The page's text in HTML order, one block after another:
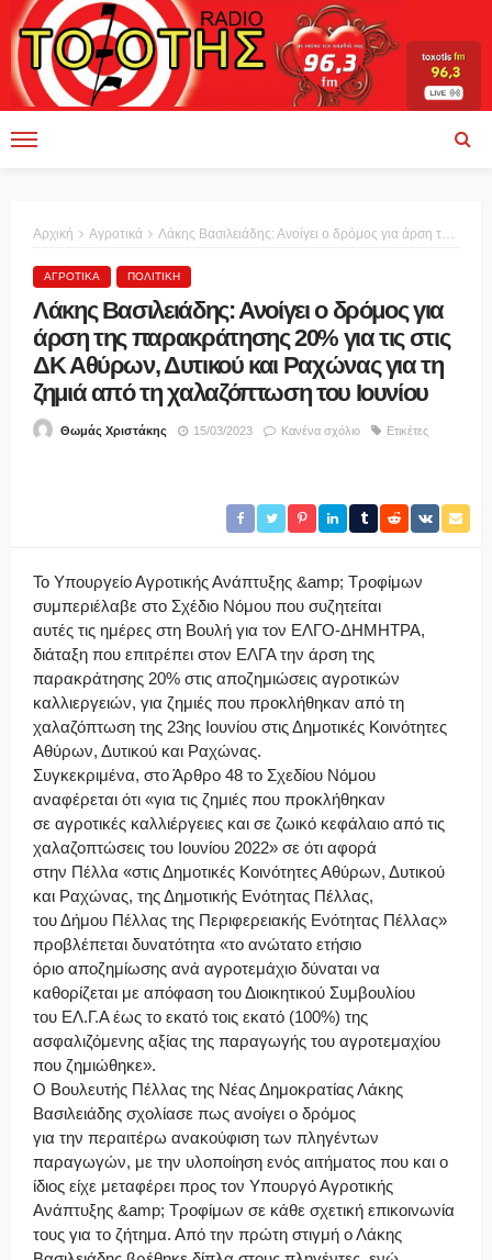
Αρχική Αγροτικά Λάκης Βασιλειάδης: Ανοίγει ο δρόμος για άρση της παρακράτησης 20% για τις στις ΔΚ Αθύρων, Δυτικού και Ραχώνας για τη ζημιά από τη χαλαζόπτωση του Ιουνίου
ΑΓΡΟΤΙΚΆ ΠΟΛΙΤΙΚΉ
Λάκης Βασιλειάδης: Ανοίγει ο δρόμος για
άρση της παρακράτησης 20% για τις στις
ΔΚ Αθύρων, Δυτικού και Ραχώνας για τη
ζημιά από τη χαλαζόπτωση του Ιουνίου
Θωμάς Χριστάκης 15/03/2023 Κανένα σχόλιο Ετικέτες
Το Υπουργείο Αγροτικής Ανάπτυξης &amp; Τροφίμων
συμπεριέλαβε στο Σχέδιο Νόμου που συζητείται
αυτές τις ημέρες στη Βουλή για τον ΕΛΓΟ-ΔΗΜΗΤΡΑ,
διάταξη που επιτρέπει στον ΕΛΓΑ την άρση της
παρακράτησης 20% στις αποζημιώσεις αγροτικών
καλλιεργειών, για ζημιές που προκλήθηκαν από τη
χαλαζόπτωση της 23ης Ιουνίου στις Δημοτικές Κοινότητες
Αθύρων, Δυτικού και Ραχώνας.
Συγκεκριμένα, στο Άρθρο 48 το Σχεδίου Νόμου
αναφέρεται ότι «για τις ζημιές που προκλήθηκαν
σε αγροτικές καλλιέργειες και σε ζωικό κεφάλαιο από τις
χαλαζοπτώσεις του Ιουνίου 2022» σε ότι αφορά
στην Πέλλα «στις Δημοτικές Κοινότητες Αθύρων, Δυτικού
και Ραχώνας, της Δημοτικής Ενότητας Πέλλας,
του Δήμου Πέλλας της Περιφερειακής Ενότητας Πέλλας»
προβλέπεται δυνατότητα «το ανώτατο ετήσιο
όριο αποζημίωσης ανά αγροτεμάχιο δύναται να
καθορίζεται με απόφαση του Διοικητικού Συμβουλίου
του ΕΛ.Γ.Α έως το εκατό τοις εκατό (100%) της
ασφαλιζόμενης αξίας της παραγωγής του αγροτεμαχίου
που ζημιώθηκε».
Ο Βουλευτής Πέλλας της Νέας Δημοκρατίας Λάκης
Βασιλειάδης σχολίασε πως ανοίγει ο δρόμος
για την περαιτέρω ανακούφιση των πληγέντων
παραγωγών, με την υλοποίηση ενός αιτήματος που και ο
ίδιος είχε μεταφέρει προς τον Υπουργό Αγροτικής
Ανάπτυξης &amp; Τροφίμων σε κάθε σχετική επικοινωνία
τους για το ζήτημα. Από την πρώτη στιγμή ο Λάκης